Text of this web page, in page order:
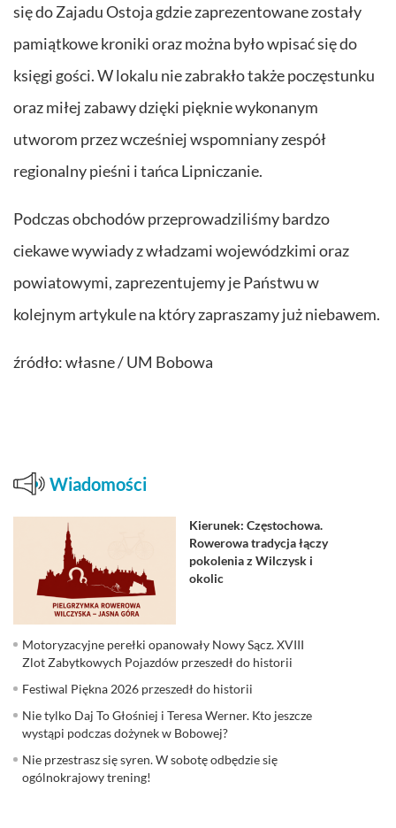
się do Zajadu Ostoja gdzie zaprezentowane zostały
pamiątkowe kroniki oraz można było wpisać się do
księgi gości. W lokalu nie zabrakło także poczęstunku
oraz miłej zabawy dzięki pięknie wykonanym
utworom przez wcześniej wspomniany zespół
regionalny pieśni i tańca Lipniczanie.
Podczas obchodów przeprowadziliśmy bardzo
ciekawe wywiady z władzami wojewódzkimi oraz
powiatowymi, zaprezentujemy je Państwu w
kolejnym artykule na który zapraszamy już niebawem.
źródło: własne / UM Bobowa
Wiadomości
Kierunek: Częstochowa.
Rowerowa tradycja łączy
pokolenia z Wilczysk i
okolic
Motoryzacyjne perełki opanowały Nowy Sącz. XVIII
Zlot Zabytkowych Pojazdów przeszedł do historii
Festiwal Piękna 2026 przeszedł do historii
Nie tylko Daj To Głośniej i Teresa Werner. Kto jeszcze
wystąpi podczas dożynek w Bobowej?
Nie przestrasz się syren. W sobotę odbędzie się
ogólnokrajowy trening!